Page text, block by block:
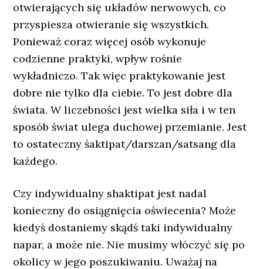
otwierających się układów nerwowych, co
przyspiesza otwieranie się wszystkich.
Ponieważ coraz więcej osób wykonuje
codzienne praktyki, wpływ rośnie
wykładniczo. Tak więc praktykowanie jest
dobre nie tylko dla ciebie. To jest dobre dla
świata. W liczebności jest wielka siła i w ten
sposób świat ulega duchowej przemianie. Jest
to ostateczny śaktipat/darszan/satsang dla
każdego.
Czy indywidualny shaktipat jest nadal
konieczny do osiągnięcia oświecenia? Może
kiedyś dostaniemy skądś taki indywidualny
napar, a może nie. Nie musimy włóczyć się po
okolicy w jego poszukiwaniu. Uważaj na